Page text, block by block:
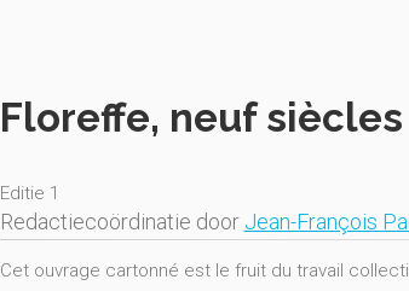
Floreffe, neuf
Editie 1
Redactiecoördinatie door Jean-François
Cet ouvrage cartonné est le fruit du travail